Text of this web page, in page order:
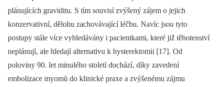
plánujících graviditu. S tím souvisí zvýšený zájem o jejich
konzervativní, dělohu zachovávající léčbu. Navíc jsou tyto
postupy stále více vyhledávány i pacientkami, které již těhotenství
neplánují, ale hledají alternativu k hysterektomii [17]. Od
poloviny 90. let minulého století dochází, díky zavedení
embolizace myomů do klinické praxe a zvýšenému zájmu